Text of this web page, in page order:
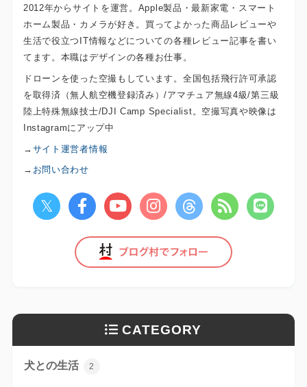
2012年からサイトを運営。Apple製品・最新家電・スマート
ホーム製品・カメラが好き。買ってよかった商品レビューや
生活で役立つIT情報などについての各種レビュー記事を書い
てます。本職はデザインの各種お仕事。
ドローンを使った空撮もしています。全国包括飛行許可承認
を取得済（無人航空機登録済み）/アマチュア無線4級/第三級
陸上特殊無線技士/DJI Camp Specialist。空撮写真や映像は
Instagramにアップ中
→ サイト運営者情報
→ お問い合わせ
CATEGORY
犬との生活 2